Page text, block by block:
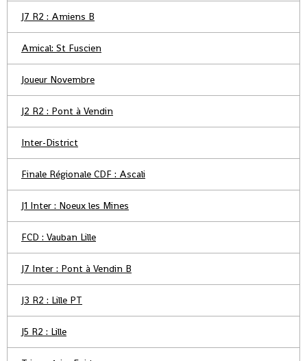
J7 R2 : Amiens B
Amical: St Fuscien
Joueur Novembre
J2 R2 : Pont à Vendin
Inter-District
Finale Régionale CDF : Ascali
J1 Inter : Noeux les Mines
FCD : Vauban Lille
J7 Inter : Pont à Vendin B
J3 R2 : Lille PT
J5 R2 : Lille